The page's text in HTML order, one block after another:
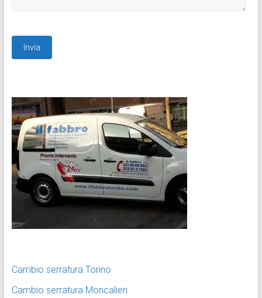
Cambio serratura Torino
Cambio serratura Moncalieri